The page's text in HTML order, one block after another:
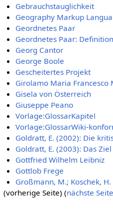
Gebrauchstauglichkeit
Geography Markup
Geordnetes Paar
Geordnetes Paar:
Georg Cantor
George Boole
Gescheitertes Projekt
Girolamo Maria Francesco
Gisela von Österreich
Giuseppe Peano
Vorlage:GlossarKapitel
Vorlage:GlossarWiki-
Goldratt, E. (2002): Die
Goldratt, E. (2003): Das Ziel
Gottfried Wilhelm Leibniz
Gottlob Frege
Großmann, M.; Koschek,
(vorherige Seite) (nächste Seite